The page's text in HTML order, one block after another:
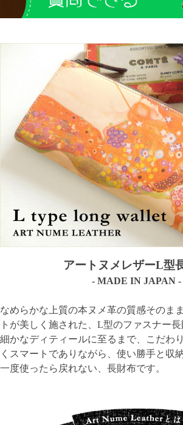
アートヌメレザーL型
- MADE IN JAPAN -
なめらかな上質の本ヌメ革の質感そのま
トが美しく施された、L型のファスナー長
細かなディティールに至るまで、こだわ
くスマートでありながら、使い勝手と収
一度使ったら戻れない、長財布です。